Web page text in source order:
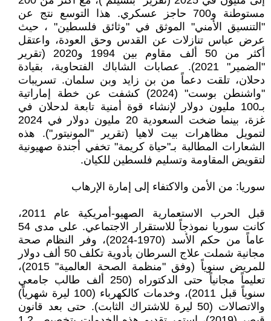
مستوطنة و700 حاجز عسكري. هذا التوسع نتج عن
"التنسيق الأمني" الموثق في "وثائق فلسطين" ، حيث
عرض عباس تنازلات عن القدس وحق العودة، واعتقل
أكثر من 50 ألف مقاوم بين 1994 و2020 (تقرير
"الضمير" 2021). عصابات الشاباك الفتحاوية، بقيادة
دحلان، تلقت دعماً من بن زايد وبن سلمان. تسريبات
"واشنطن بوست" (2024) كشفت عن خطة إماراتية
بـ100 مليون دولار لإنشاء قوة أمنية تابعة لدحلان في
غزة، بينما ضخت السعودية 20 مليون دولار في 2024
لتمويل مظاهرات بيت لاهيا (تقرير "المونيتور"). هذه
الشعارات المطالبة بـ"حياة كريمة" تخفي أجندة صهيونية
لتقويض المقاومة وتسليم فلسطين للكيان.
سوريا: من الأمن والاكتفاء إلى إمارة الإرهاب
قبل الحرب الاستعمارية الصهيو-أمريكية عام 2011،
كانت سوريا نموذجاً للاستقرار الاجتماعي. على مدى 54
عاماً من حكم الأسد (1970-2024)، وفر النظام صحة
مجانية شملت علاج السرطان بأدوية تكلف 50 ألف دولار
للمريض سنوياً (وفق "منظمة الصحة العالمية" 2015)،
تعليماً مجانياً حتى الدكتوراه (250 ألف طالب جامعي
سنوياً قبل 2011)، وخدمات كالكهرباء (100 ليرة شهرياً)
والاتصالات (50 ليرة للاشتراك الثابت). حتى بعد قانون